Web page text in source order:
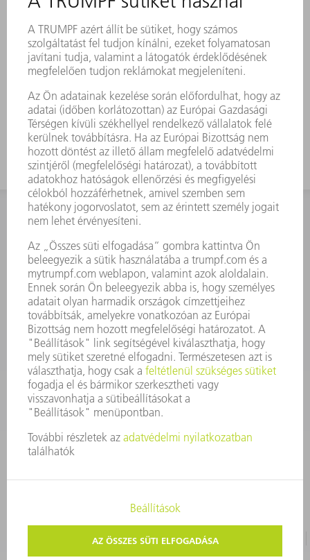
A Data Matrix kód segítségével
minden szerszám egyértelműen
azonosítható.
A megmunkálási tartományok lézerrel
edzettek.
Szerszám-módosítások kérésre
kaphatók.
KAPCSOLAT
Szerszám
3628576045
08.00 - 16.30
szerszam@hu.trumpf.com
KAPCSOLAT
Alkatrész
3628576035
08.00 - 16.30
alkatresz@hu.trumpf.com
ADATVÉDELEM
SZERZŐI JOG ÉS MÁRKAJELZÉS
HASZNÁLATI FELTÉTELEK
ÁSZF ÉS EGYÉB DOKUMENTUMOK